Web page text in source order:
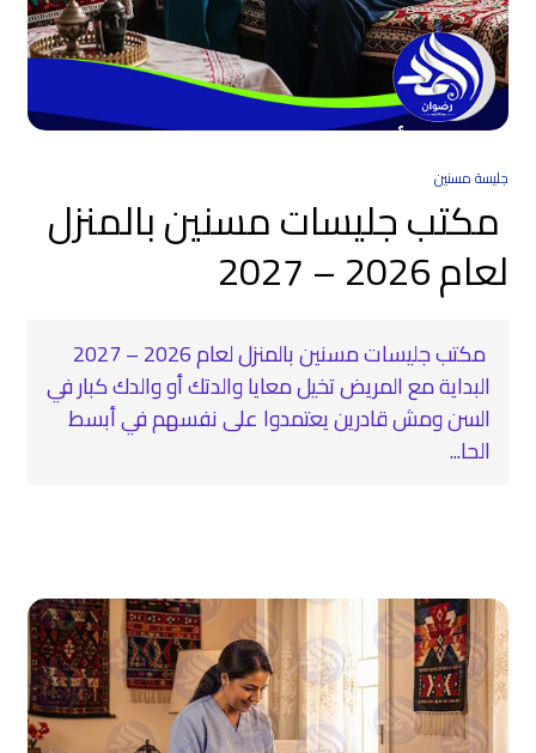
جليسة مسنين
مكتب جليسات مسنين بالمنزل
لعام 2026 – 2027
مكتب جليسات مسنين بالمنزل لعام 2026 – 2027
البداية مع المريض تخيل معايا والدتك أو والدك كبار في
السن ومش قادرين يعتمدوا على نفسهم في أبسط
الحا...